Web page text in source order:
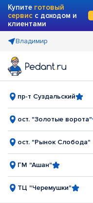
Купите готовый
сервис с доходом и
клиентами
Владимир
пр-т Суздальский
ост. "Золотые ворота"
ост. "Рынок Слобода"
ГМ "Ашан"
ТЦ "Черемушки"